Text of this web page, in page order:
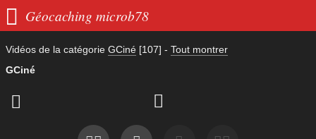
 Géocaching microb78
Vidéos de la catégorie GCiné [107] - Tout montrer
GCiné
 